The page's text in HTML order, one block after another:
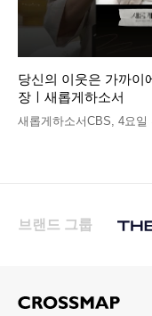
당신의 이웃은 가까이
장ㅣ새롭게하소서
새롭게하소서CBS 4요일
브랜드 그룹